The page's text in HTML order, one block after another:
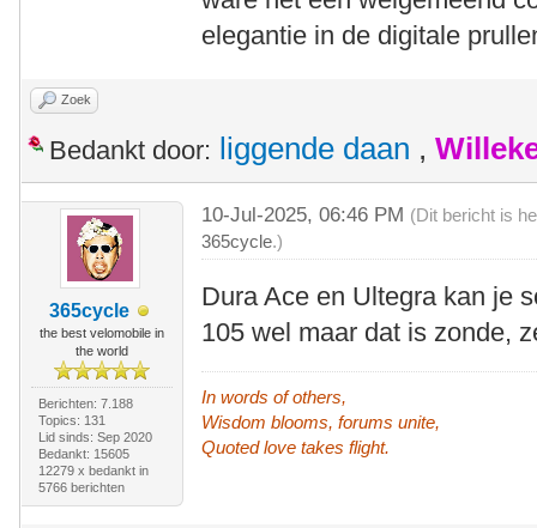
elegantie in de digitale
Zoek
Bedankt door: liggende daan ,
365cycle
the best velomobile in
the world
Berichten: 7.188
Topics: 131
Lid sinds: Sep 2020
Bedankt: 15605
12279 x bedankt in
5766 berichten
10-Jul-2025, 06:46 PM (Dit bericht is
365cycle.)
Dura Ace en Ultegra kan je
105 wel maar dat is zonde,
In words of others,
Wisdom blooms, forums unite,
Quoted love takes flight.